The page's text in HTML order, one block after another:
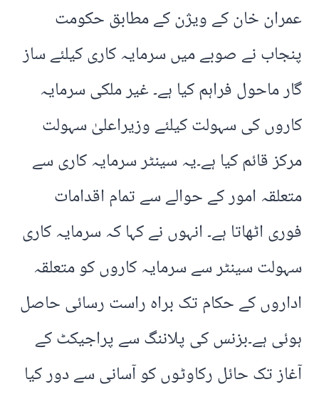
عمران خان کے ویژن کے مطابق حکومت
پنجاب نے صوبے میں سرمایہ کاری کیلئے ساز
گار ماحول فراہم کیا ہے۔ غیر ملکی سرمایہ
کاروں کی سہولت کیلئے وزیراعلیٰ سہولت
مرکز قائم کیا ہے۔یہ سینٹر سرمایہ کاری سے
متعلقہ امور کے حوالے سے تمام اقدامات
فوری اٹھاتا ہے۔ انہوں نے کہا کہ سرمایہ کاری
سہولت سینٹر سے سرمایہ کاروں کو متعلقہ
اداروں کے حکام تک براہ راست رسائی حاصل
ہوئی ہے۔بزنس کی پلاننگ سے پراجیکٹ کے
آغاز تک حائل رکاوٹوں کو آسانی سے دور کیا